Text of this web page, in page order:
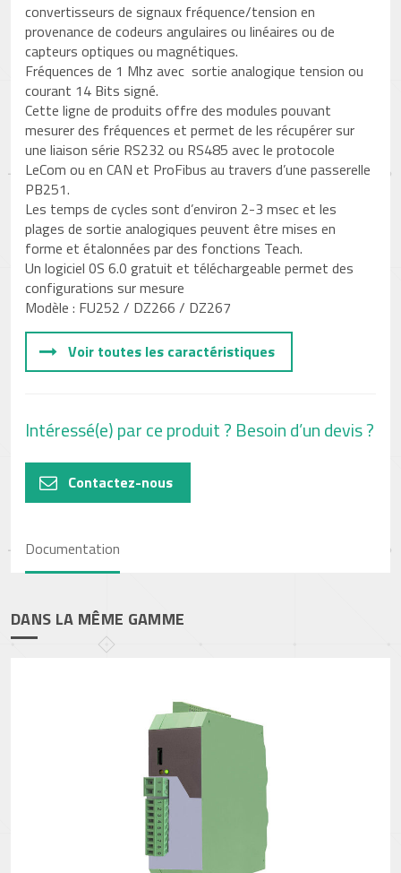
convertisseurs de signaux fréquence/tension en
provenance de codeurs angulaires ou linéaires ou de
capteurs optiques ou magnétiques.
Fréquences de 1 Mhz avec sortie analogique tension ou
courant 14 Bits signé.
Cette ligne de produits offre des modules pouvant
mesurer des fréquences et permet de les récupérer sur
une liaison série RS232 ou RS485 avec le protocole
LeCom ou en CAN et ProFibus au travers d’une passerelle
PB251.
Les temps de cycles sont d’environ 2-3 msec et les
plages de sortie analogiques peuvent être mises en
forme et étalonnées par des fonctions Teach.
Un logiciel 0S 6.0 gratuit et téléchargeable permet des
configurations sur mesure
Modèle : FU252 / DZ266 / DZ267
Voir toutes les caractéristiques
Intéressé(e) par ce produit ? Besoin d’un devis ?
Contactez-nous
Documentation
DANS LA MÊME GAMME